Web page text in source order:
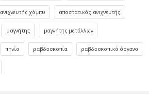
ανιχνευτής χόμπυ αποστατικός ανιχνευτής
μαγνήτης μαγνήτης μετάλλων
πηνίο ραβδοσκοπία ραβδοσκοπικό όργανο